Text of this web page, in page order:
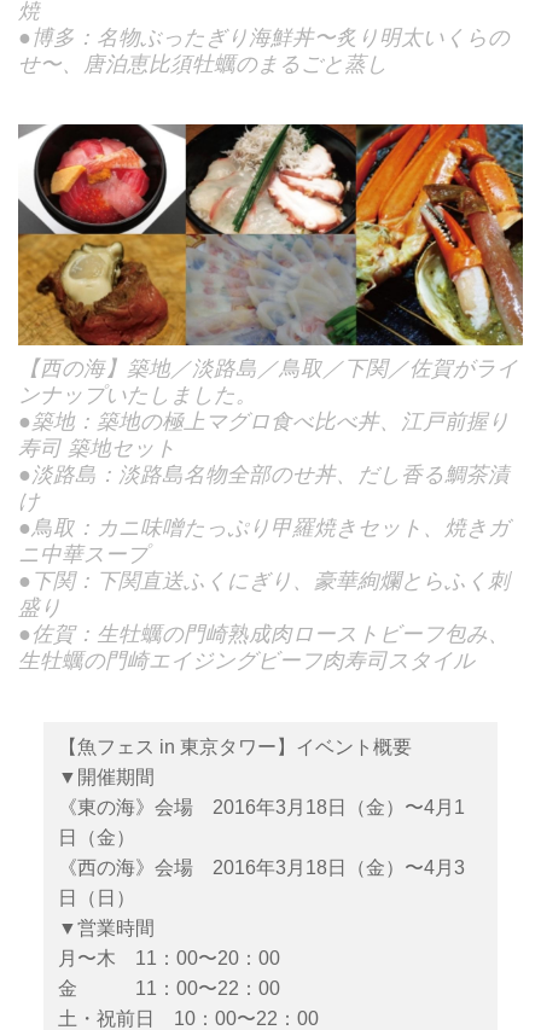
焼
●博多：名物ぶったぎり海鮮丼〜炙り明太いくらの
せ〜、唐泊恵比須牡蠣のまるごと蒸し
【西の海】築地／淡路島／鳥取／下関／佐賀がライ
ンナップいたしました。
●築地：築地の極上マグロ食べ比べ丼、江戸前握り
寿司 築地セット
●淡路島：淡路島名物全部のせ丼、だし香る鯛茶漬
け
●鳥取：カニ味噌たっぷり甲羅焼きセット、焼きガ
ニ中華スープ
●下関：下関直送ふくにぎり、豪華絢爛とらふく刺
盛り
●佐賀：生牡蠣の門崎熟成肉ローストビーフ包み、
生牡蠣の門崎エイジングビーフ肉寿司スタイル
【魚フェス in 東京タワー】イベント概要
▼開催期間
《東の海》会場 2016年3月18日（金）〜4月1
日（金）
《西の海》会場 2016年3月18日（金）〜4月3
日（日）
▼営業時間
月〜木 11：00〜20：00
金 11：00〜22：00
土・祝前日 10：00〜22：00